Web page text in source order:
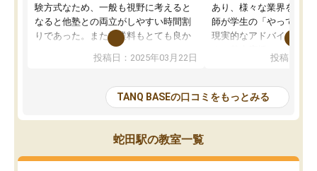
験方式なため、一般も視野に考えると
なると他塾との両立がしやすい時間割
りであった。また授業料もとても良か
総合型の多くの塾は大学生が見ること
大学生の目だけでなく、数人の大人に
も目を通して頂ける。そのため多くの
意見を聞くことができ、より良いもの
を推敲することが可能だ。
どの人も優しく、親身に接してくださ
るのでやる気も出て、良かったで
投稿日：2025年03月22日
あり、様々な業界を経験
師が学生の「やってみた
現実的なアドバイスを行
分野について学生知識
総合型選抜対策として志
接・小論文などの技術指
ション内容になっていま
を社会人として働いてい
投稿日：
TANQ BASEの口コミをもっとみる
蛇田駅の教室一覧